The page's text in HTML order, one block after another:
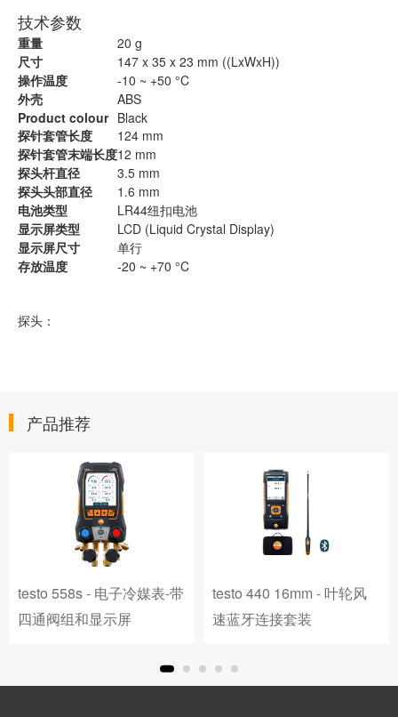
技术参数
重量
20 g
尺寸
147 x 35 x 23 mm ((LxWxH))
操作温度
-10 ~ +50 °C
外壳
ABS
Product colour Black
探针套管长度
124 mm
探针套管末端长度12 mm
探头杆直径
3.5 mm
探头头部直径
1.6 mm
电池类型
LR44纽扣电池
显示屏类型
LCD (Liquid Crystal Display)
显示屏尺寸
单行
存放温度
-20 ~ +70 °C
探头：
产品推荐
testo 558s - 电子冷媒表-带
四通阀组和显示屏
testo 440 16mm - 叶轮风
速蓝牙连接套装